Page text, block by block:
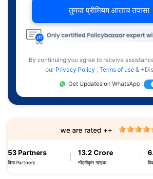
तुमचा प्रीमियम आत्ताच तपासा
By continuing you agree to receive
our Privacy Policy , Terms of use &
Get Updates on WhatsApp
53 Partners
विमा Partners
13.2 Crore
नोंदणीकृत ग्राहक
we are rated ++